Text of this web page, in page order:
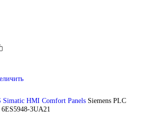
Калибровка
Cтилусы
Siemens SQM
электромагнитный клапан Siemens